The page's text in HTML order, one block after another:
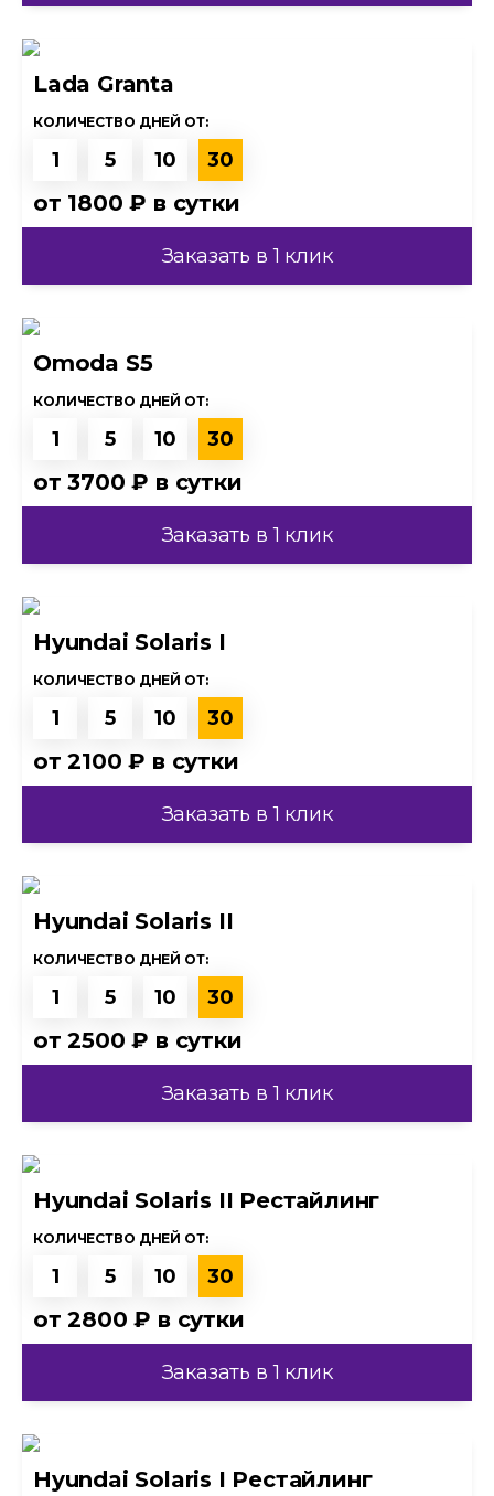
Lada Granta
КОЛИЧЕСТВО ДНЕЙ ОТ:
1 5 10 30
от 1800 ₽ в сутки
Заказать в 1 клик
Omoda S5
КОЛИЧЕСТВО ДНЕЙ ОТ:
1 5 10 30
от3700 ₽ в сутки
Заказать в 1 клик
Hyundai Solaris I
КОЛИЧЕСТВО ДНЕЙ ОТ:
1 5 10 30
от2100 ₽ в сутки
Заказать в 1 клик
Hyundai Solaris II
КОЛИЧЕСТВО ДНЕЙ ОТ:
1 5 10 30
от2500 ₽ в сутки
Заказать в 1 клик
Hyundai Solaris II Рестайлинг
КОЛИЧЕСТВО ДНЕЙ ОТ:
1 5 10 30
от2800 ₽ в сутки
Заказать в 1 клик
Hyundai Solaris I Рестайлинг